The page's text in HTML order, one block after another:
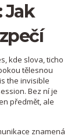
Jak
kde slova, ticho
tělesnou
the invisible
Bez ní je
předmět, ale
znamená